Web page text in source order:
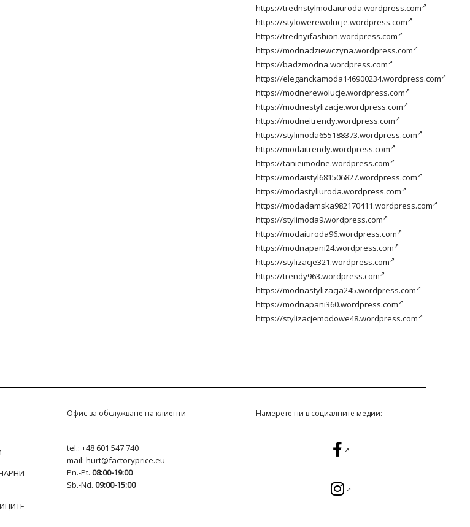
https://trednstylmodaiuroda.wordpress.com
https://stylowerewolucje.wordpress.com
https://trednyifashion.wordpress.com
https://modnadziewczyna.wordpress.com
https://badzmodna.wordpress.com
https://eleganckamoda146900234.wordpress.com
https://modnerewolucje.wordpress.com
https://modnestylizacje.wordpress.com
https://modneitrendy.wordpress.com
https://stylimoda655188373.wordpress.com
https://modaitrendy.wordpress.com
https://tanieimodne.wordpress.com
https://modaistyl681506827.wordpress.com
https://modastyliuroda.wordpress.com
https://modadamska982170411.wordpress.com
https://stylimoda9.wordpress.com
https://modaiuroda96.wordpress.com
https://modnapani24.wordpress.com
https://stylizacje321.wordpress.com
https://trendy963.wordpress.com
https://modnastylizacja245.wordpress.com
https://modnapani360.wordpress.com
https://stylizacjemodowe48.wordpress.com
Офис за обслужване на клиенти
tel.: +48 601 547 740
mail: hurt@factoryprice.eu
Pn.-Pt. 08:00-19:00
Sb.-Nd. 09:00-15:00
Намерете ни в социалните медии: